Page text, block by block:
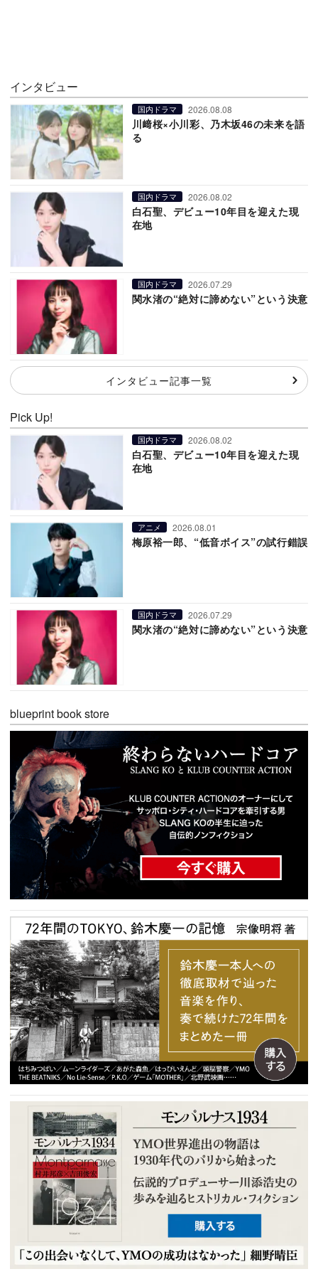
インタビュー
国内ドラマ 2026.08.08
川﨑桜×小川彩、乃木坂46の未来を語
る
国内ドラマ 2026.08.02
白石聖、デビュー10年目を迎えた現
在地
国内ドラマ 2026.07.29
関水渚の“絶対に諦めない”という決意
インタビュー記事一覧
Pick Up!
国内ドラマ 2026.08.02
白石聖、デビュー10年目を迎えた現
在地
アニメ 2026.08.01
梅原裕一郎、“低音ボイス”の試行錯誤
国内ドラマ 2026.07.29
関水渚の“絶対に諦めない”という決意
blueprint book store